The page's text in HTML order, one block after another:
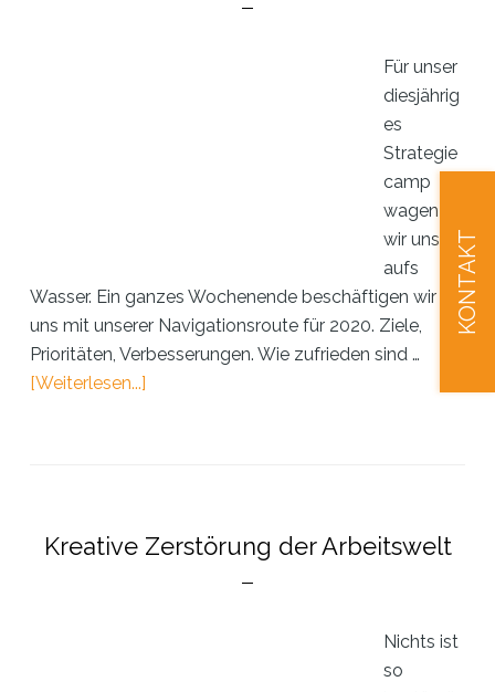
KONTAKT
Für unser
diesjährig
es
Strategie
camp
wagen
wir uns
aufs
Wasser. Ein ganzes Wochenende beschäftigen wir
uns mit unserer Navigationsroute für 2020. Ziele,
Prioritäten, Verbesserungen. Wie zufrieden sind …
[Weiterlesen...]
Kreative Zerstörung der Arbeitswelt
Nichts ist
so